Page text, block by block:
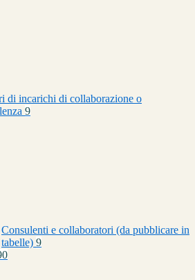
di incarichi di collaborazione o
9
Consulenti e collaboratori (da pubblicare in
tabelle) 9